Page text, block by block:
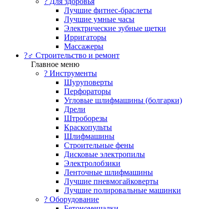
Лучшие фитнес-браслеты
Лучшие умные часы
Электрические зубные щетки
Ирригаторы
Массажеры
?‍♂️ Строительство и ремонт
Главное меню
?️ Инструменты
Шуруповерты
Перфораторы
Угловые шлифмашины (болгарки)
Дрели
Штроборезы
Краскопульты
Шлифмашины
Строительные фены
Дисковые электропилы
Электролобзики
Ленточные шлифмашины
Лучшие пневмогайковерты
Лучшие полировальные машинки
?️ Оборудование